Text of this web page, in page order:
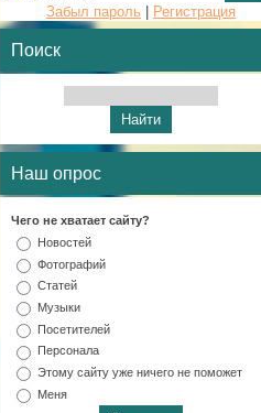
Забыл пароль
Регистрация
Поиск
Наш опрос
Чего не хватает сайту?
Новостей
Фотографий
Статей
Музыки
Посетителей
Персонала
Этому сайту уже ничего не поможет
Меня